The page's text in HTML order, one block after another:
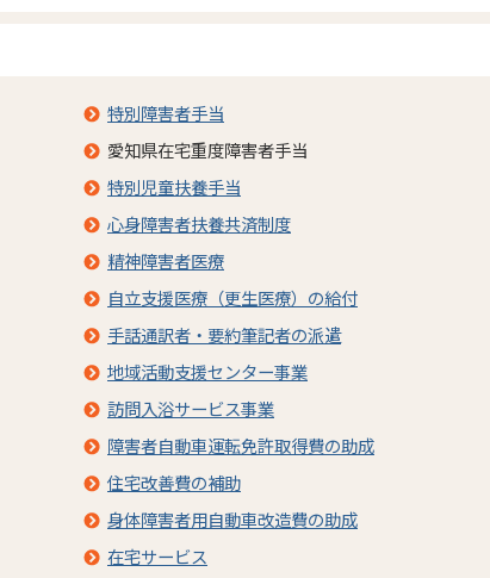
特別障害者手当
愛知県在宅重度障害者手当
特別児童扶養手当
心身障害者扶養共済制度
精神障害者医療
自立支援医療（更生医療）の給付
手話通訳者・要約筆記者の派遣
地域活動支援センター事業
訪問入浴サービス事業
障害者自動車運転免許取得費の助成
住宅改善費の補助
身体障害者用自動車改造費の助成
在宅サービス